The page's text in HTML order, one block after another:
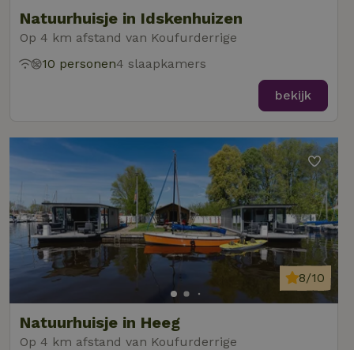
Natuurhuisje in Idskenhuizen
Op 4 km afstand van Koufurderrige
10 personen4 slaapkamers
bekijk
Natuurhuisje in Heeg
Op 4 km afstand van Koufurderrige
8/10